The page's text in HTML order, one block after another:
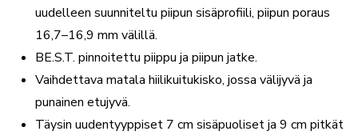
uudelleen suunniteltu piipun sisäprofiili, piipun poraus
16,7–16,9 mm välillä.
BE.S.T. pinnoitettu piippu ja piipun jatke.
Vaihdettava matala hiilikuitukisko, jossa välijyvä ja
punainen etujyvä.
Täysin uudentyyppiset 7 cm sisäpuoliset ja 9 cm pitkät